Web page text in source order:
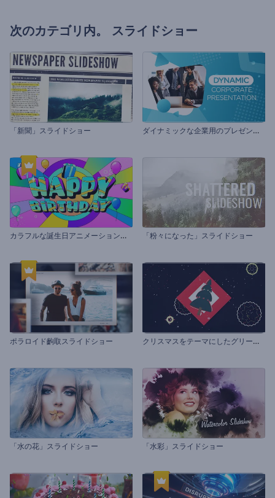
次のカテゴリ内。 スライドショー
「新聞」スライドショー ダ
イナミックな企業用のプレゼンテーション
カ
ラフルな誕生日アニメーションパック 「粉々になった」スライドショー
ポラロイド齣取スライドショー ク
リスマスをテーマにしたグリーティング動画
「水の花」スライドショー 「水彩」スライドショー